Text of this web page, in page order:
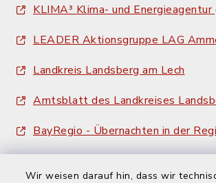
Wir weisen darauf hin, dass wir
KLIMA³ Klima- und Energieagentur
LEADER Aktionsgruppe LAG
Landkreis Landsberg am Lech
Amtsblatt des Landkreises
BayRegio - Übernachten in der